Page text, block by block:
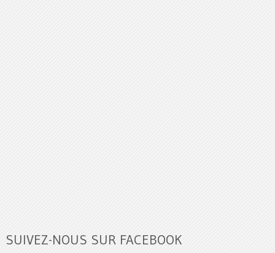
SUIVEZ-NOUS SUR FACEBOOK